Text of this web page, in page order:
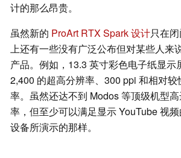
计的那么昂贵。
虽然新的 ProArt RTX Spark 设计只在
上还有一些没有广泛公布但对某些人来
产品。例如，13.3 英寸彩色电子纸显示
2,400 的超高分辨率、300 ppi 和相对
率。虽然还达不到 Modos 等顶级机型
率，但至少可以满足显示 YouTube 视
设备所演示的那样。